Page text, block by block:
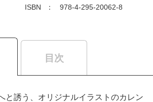
ISBN
： 978-4-295-20062-8
目次
と誘う、オリジナルイラストのカレン